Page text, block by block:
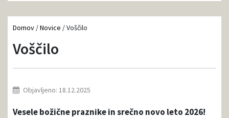
Domov /Novice /Voščilo
Voščilo
Objavljeno: 18.12.2025
Vesele božične praznike in srečno novo leto 2026!